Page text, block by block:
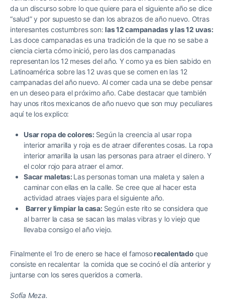
da un discurso sobre lo que quiere para el siguiente año se dice
“salud” y por supuesto se dan los abrazos de año nuevo. Otras
interesantes costumbres son:las 12 campanadas y las 12 uvas:
Las doce campanadas es una tradición de la que no se sabe a
ciencia cierta cómo inició, pero las dos campanadas
representan los 12 meses del año. Y como ya es bien sabido en
Latinoamérica sobre las 12 uvas que se comen en las 12
campanadas del año nuevo. Al comer cada una se debe pensar
en un deseo para el próximo año. Cabe destacar que también
hay unos ritos mexicanos de año nuevo que son muy peculiares
aquí te los explico:
Usar ropa de colores: Según la creencia al usar ropa
interior amarilla y roja es de atraer diferentes cosas. La ropa
interior amarilla la usan las personas para atraer el dinero. Y
el color rojo para atraer el amor.
Sacar maletas:Las personas toman una maleta y salen a
caminar con ellas en la calle. Se cree que al hacer esta
actividad atraes viajes para el siguiente año.
Barrer y limpiar la casa: Según este rito se considera que
al barrer la casa se sacan las malas vibras y lo viejo que
llevaba consigo el año viejo.
Finalmente el 1ro de enero se hace el famosorecalentado que
consiste en recalentar la comida que se cocinó el día anterior y
juntarse con los seres queridos a comerla.
Sofía Meza.